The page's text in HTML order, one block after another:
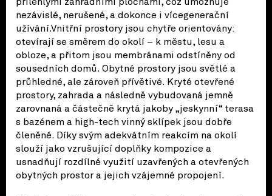
nezávislé, nerušené, a dokonce i vícegenerační
užívání.Vnitřní prostory jsou chytře orientovány:
otevírají se směrem do okolí – k městu, lesu a
obloze, a přitom jsou membránami odstíněny od
sousedních domů. Obytné prostory jsou světlé a
průhledné, ale zároveň přívětivé. Kryté otevřené
prostory, zahrada a následně vybudovaná jemně
zarovnaná a částečně krytá jakoby „jeskynní“ terasa
s bazénem a high-tech vinný sklípek jsou dobře
členěné. Díky svým adekvátním reakcím na okolí
slouží jako vzrušující doplňky kompozice a
usnadňují rozdílné využití uzavřených a otevřených
obytných prostor a jejich vzájemné propojení.